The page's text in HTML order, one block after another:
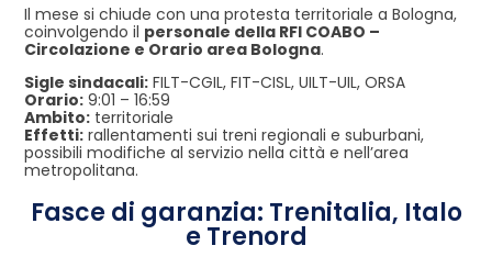
Il mese si chiude con una protesta territoriale a Bologna,
coinvolgendo il personale della RFI COABO –
Circolazione e Orario area Bologna.
Sigle sindacali: FILT-CGIL, FIT-CISL, UILT-UIL, ORSA
Orario: 9:01 – 16:59
Ambito: territoriale
Effetti: rallentamenti sui treni regionali e suburbani,
possibili modifiche al servizio nella città e nell’area
metropolitana.
Fasce di garanzia: Trenitalia, Italo
e Trenord